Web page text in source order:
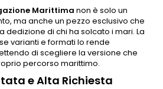
Marittima non è solo un
ma anche un pezzo esclusivo che
dedizione di chi ha solcato i mari. La
varianti e formati lo rende
di scegliere la versione che
percorso marittimo.
e Alta Richiesta